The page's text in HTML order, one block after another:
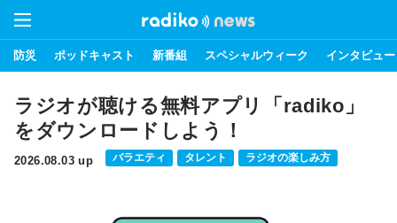
防災 ポッドキャスト 新番組 スペシャルウィーク インタビュー
ラジオが聴ける無料アプリ「radiko」
をダウンロードしよう！
2026.08.03 up バラエティ タレント ラジオの楽しみ方